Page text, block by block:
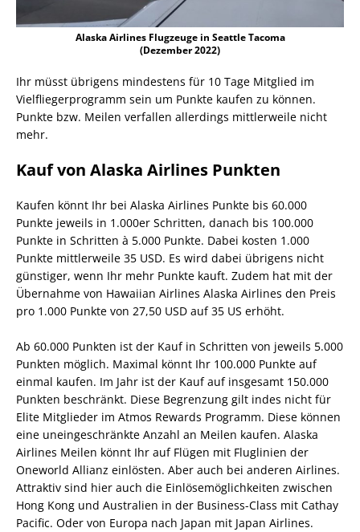
Alaska Airlines Flugzeuge in Seattle Tacoma
(Dezember 2022)
Ihr müsst übrigens mindestens für 10 Tage Mitglied im
Vielfliegerprogramm sein um Punkte kaufen zu können.
Punkte bzw. Meilen verfallen allerdings mittlerweile nicht
mehr.
Kauf von Alaska Airlines Punkten
Kaufen könnt Ihr bei Alaska Airlines Punkte bis 60.000
Punkte jeweils in 1.000er Schritten, danach bis 100.000
Punkte in Schritten à 5.000 Punkte. Dabei kosten 1.000
Punkte mittlerweile 35 USD. Es wird dabei übrigens nicht
günstiger, wenn Ihr mehr Punkte kauft. Zudem hat mit der
Übernahme von Hawaiian Airlines Alaska Airlines den Preis
pro 1.000 Punkte von 27,50 USD auf 35 US erhöht.
Ab 60.000 Punkten ist der Kauf in Schritten von jeweils 5.000
Punkten möglich. Maximal könnt Ihr 100.000 Punkte auf
einmal kaufen. Im Jahr ist der Kauf auf insgesamt 150.000
Punkten beschränkt. Diese Begrenzung gilt indes nicht für
Elite Mitglieder im Atmos Rewards Programm. Diese können
eine uneingeschränkte Anzahl an Meilen kaufen. Alaska
Airlines Meilen könnt Ihr auf Flügen mit Fluglinien der
Oneworld Allianz einlösten. Aber auch bei anderen Airlines.
Attraktiv sind hier auch die Einlösemöglichkeiten zwischen
Hong Kong und Australien in der Business-Class mit Cathay
Pacific. Oder von Europa nach Japan mit Japan Airlines.